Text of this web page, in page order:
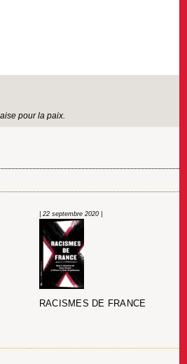
pour la paix.
| 22 septembre 2020 |
RACISMES DE FRANCE